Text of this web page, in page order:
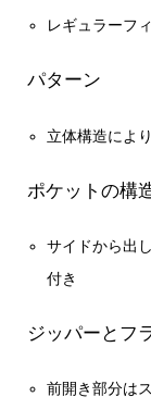
レギュラーフ
パターン
立体構造によ
ポケットの構
サイドから出
付き
ジッパーとフ
前開き部分は